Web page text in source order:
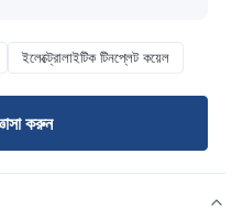
ইলেক্ট্রোলাইটিক টিনপ্লেট কয়েল
করুন